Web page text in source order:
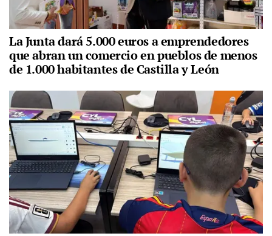
La Junta dará 5.000 euros a emprendedores
que abran un comercio en pueblos de menos
de 1.000 habitantes de Castilla y León